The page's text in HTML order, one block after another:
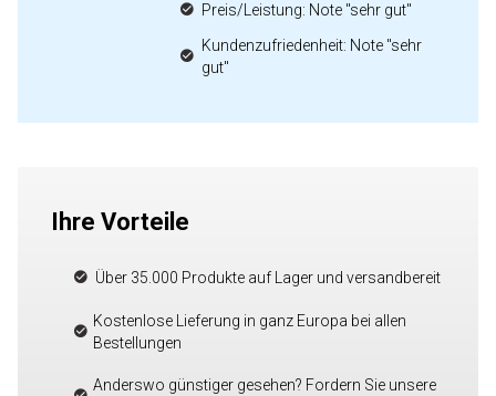
Preis/Leistung: Note "sehr gut"
Kundenzufriedenheit: Note "sehr
gut"
Ihre Vorteile
Über 35.000 Produkte auf Lager und versandbereit
Kostenlose Lieferung in ganz Europa bei allen
Bestellungen
Anderswo günstiger gesehen? Fordern Sie unsere